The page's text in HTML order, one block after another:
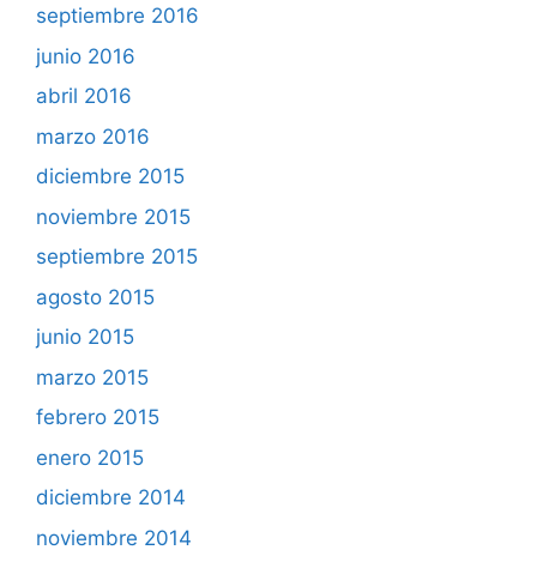
septiembre 2016
junio 2016
abril 2016
marzo 2016
diciembre 2015
noviembre 2015
septiembre 2015
agosto 2015
junio 2015
marzo 2015
febrero 2015
enero 2015
diciembre 2014
noviembre 2014